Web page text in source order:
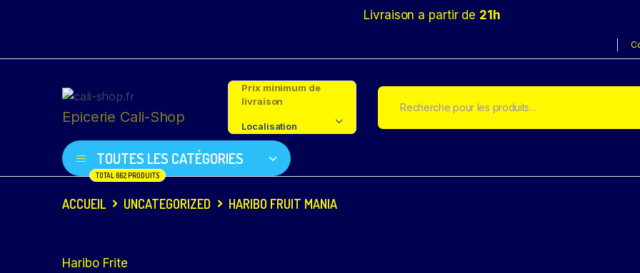
Livraison a partir de 21h
Epicerie Cali-Shop
Prix minimum de
livraison
Localisation
TOUTES LES CATÉGORIES
TOTAL 662 PRODUITS
ACCUEIL UNCATEGORIZED HARIBO FRUIT MANIA
Haribo Frite